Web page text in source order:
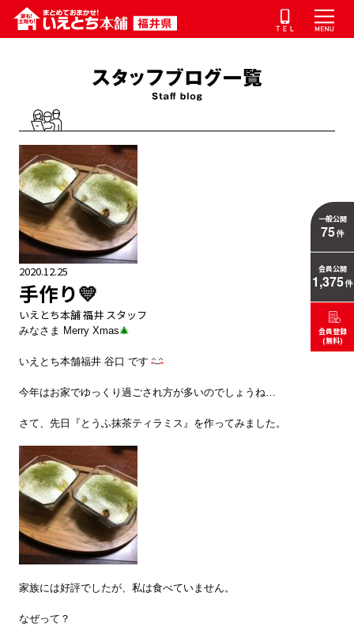
2020.12.25
手作り💛
いえとち本舗 福井 スタッフ
みなさま Merry Xmas🎄
いえとち本舗福井 谷口 です
今年はお家でゆっくり過ごされ方が多いのでしょうね…
さて、先日『とうふ抹茶ティラミス』を作ってみました。
家族には好評でしたが、私は食べていません。
なぜって？
一般公開
75件
会員公開
1,375件
会員登録
(無料)